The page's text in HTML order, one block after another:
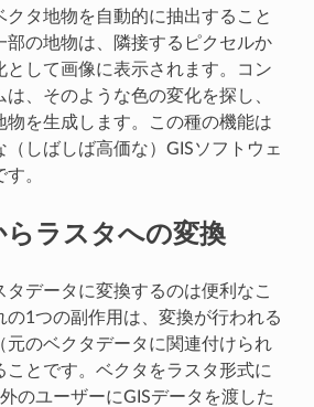
クタ地物を自動的に抽出すること
部の地物は、隣接するピクセルか
として画像に表示されます。コン
は、そのような色の変化を探し、
物を生成します。この種の機能は
しばしば高価な）GISソフトウェ
。
ラスタへの変換
データに変換するのは便利なこ
の1つの副作用は、変換が行われる
元のベクタデータに関連付けられ
ことです。ベクタをラスタ形式に
のユーザーにGISデータを渡した